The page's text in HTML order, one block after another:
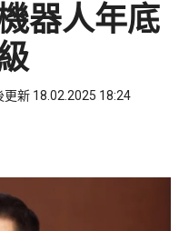
器人年底
更新 18.02.2025 18:24